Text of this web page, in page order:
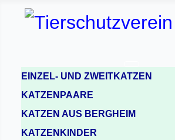
EINZEL- UND ZWEITKATZEN
KATZENPAARE
KATZEN AUS BERGHEIM
KATZENKINDER